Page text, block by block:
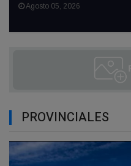
Agosto 05, 2026
PROVINCIALES